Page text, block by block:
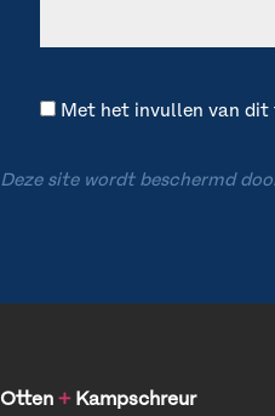
Met het invullen van
Deze site wordt beschermd
Otten+Kampschreur